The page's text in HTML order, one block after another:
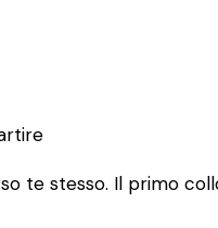
te stesso. Il primo